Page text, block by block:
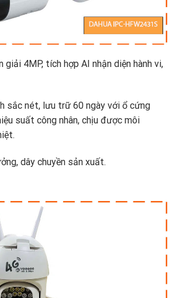
giải 4MP, tích hợp AI nhận diện hành vi,
sắc nét, lưu trữ 60 ngày với ổ cứng
suất công nhân, chịu được môi
dây chuyền sản xuất.